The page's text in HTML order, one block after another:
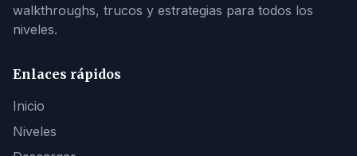
walkthroughs, trucos y estrategias para todos los
niveles.
Enlaces rápidos
Inicio
Niveles